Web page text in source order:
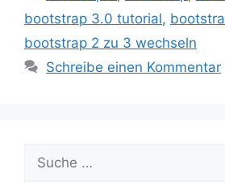
bootstrap 3.0 tutorial,
bootstrap 2 zu 3 wechseln
Schreibe einen Kommentar
Suche
nach: